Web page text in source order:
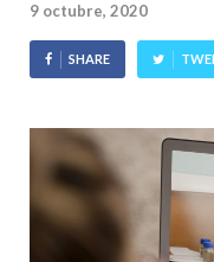
9 octubre, 2020
SHARE